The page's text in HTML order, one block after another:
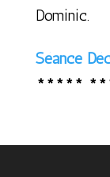
Dominic.
Séance
*****